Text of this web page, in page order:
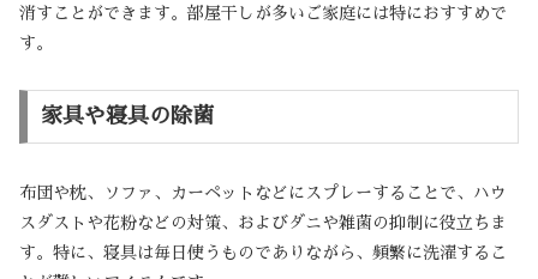
消すことができます。部屋干しが多いご家庭には特におすすめで
す。
家具や寝具の除菌
布団や枕、ソファ、カーペットなどにスプレーすることで、ハウ
スダストや花粉などの対策、およびダニや雑菌の抑制に役立ちま
す。特に、寝具は毎日使うものでありながら、頻繁に洗濯するこ